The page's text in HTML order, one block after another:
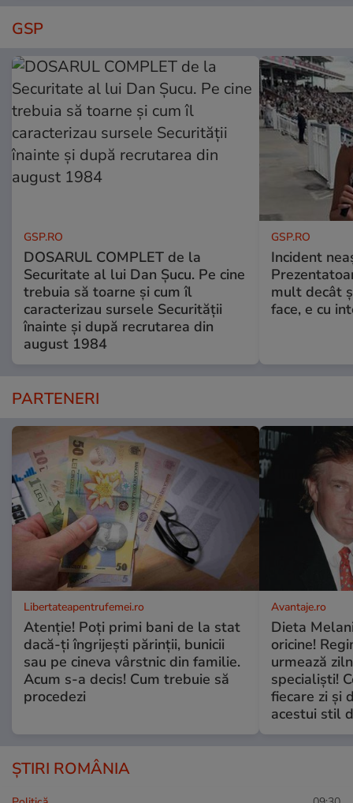
GSP
GSP.RO
DOSARUL COMPLET de la
Securitate al lui Dan Șucu. Pe cine
trebuia să toarne și cum îl
caracterizau sursele Securității
înainte și după recrutarea din
august 1984
GSP.RO
Incident
mult decât
face, e cu
PARTENERI
Libertateapentrufemei.ro
Atenție! Poți primi bani de la stat
dacă-ți îngrijești părinții, bunicii
sau pe cineva vârstnic din familie.
Acum s-a decis! Cum trebuie să
procedezi
Avantaje.ro
Dieta
oricine!
urmează
specialiști!
fiecare zi și
acestui stil
ȘTIRI ROMÂNIA